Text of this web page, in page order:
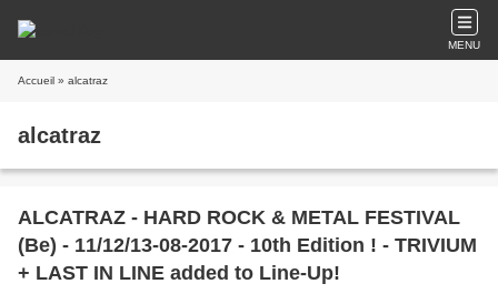
MENU
Accueil » alcatraz
alcatraz
ALCATRAZ - HARD ROCK & METAL FESTIVAL
(Be) - 11/12/13-08-2017 - 10th Edition ! - TRIVIUM
+ LAST IN LINE added to Line-Up!